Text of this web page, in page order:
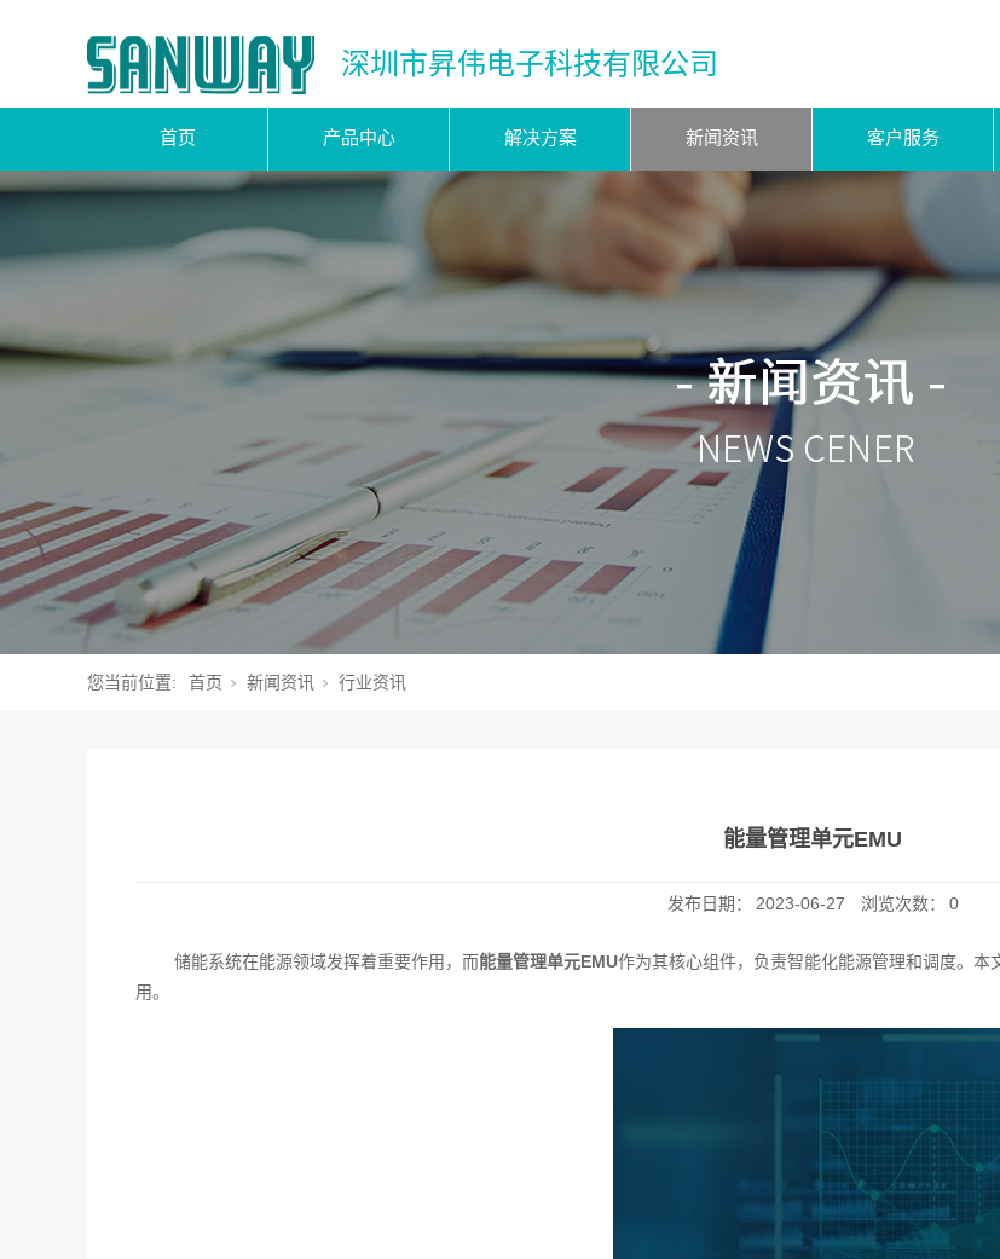
深圳市昇伟电子科技有限公司
首页 产品中心 解决方案 新闻资讯 客户服务
您当前位置: 首页 新闻资讯 行业资讯
能量管理单元EMU
发布日期： 2023-06-27 浏览次数： 0
储能系统在能源领域发挥着重要作用，而能量管理单元EMU作为其核心组件，负责智能化能源管理和调度。
用。